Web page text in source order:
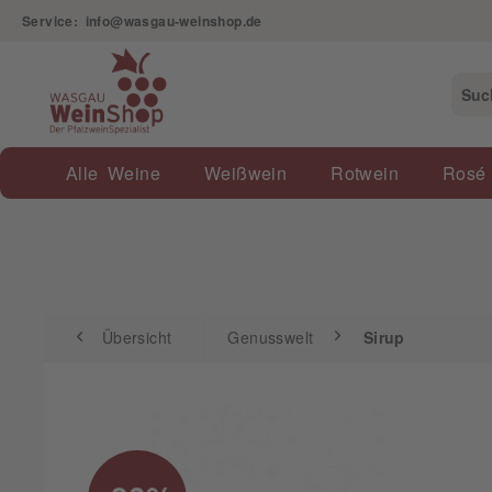
Service: info@wasgau-weinshop.de
Alle Weine Weißwein Rotwein Rosé
Übersicht Genusswelt
Übersicht Genusswelt Sirup